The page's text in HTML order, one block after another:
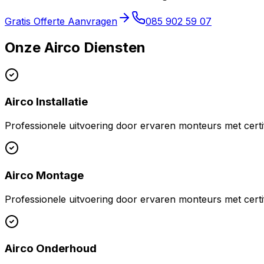
Gratis Offerte Aanvragen 085 902 59 07
Onze Airco Diensten
Airco Installatie
Professionele uitvoering door ervaren monteurs met
Airco Montage
Professionele uitvoering door ervaren monteurs met
Airco Onderhoud